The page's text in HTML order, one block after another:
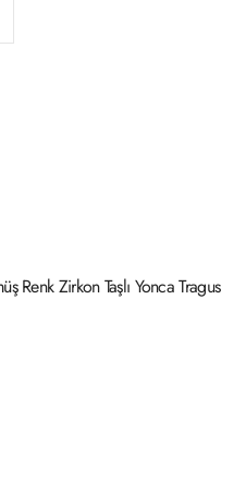
316L Çelik Gold Renk Pembe